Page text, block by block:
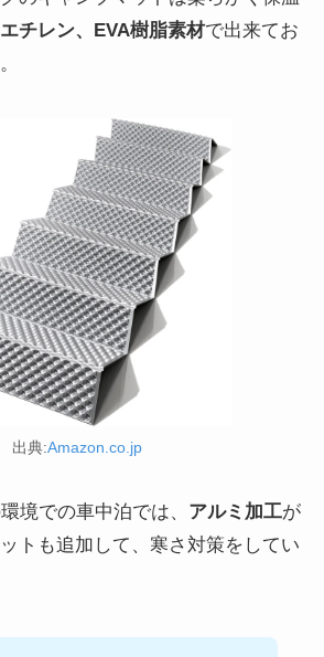
チレン、EVA樹脂素材で出来てお
出典:Amazon.co.jp
境での車中泊では、 アルミ加工が
トも追加して、寒さ対策をしてい